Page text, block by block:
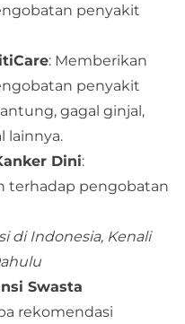
penyakit
: Memberikan
penyakit
gagal ginjal,
lainnya.
Dini:
terhadap pengobatan
di Indonesia, Kenali
Swasta
rekomendasi